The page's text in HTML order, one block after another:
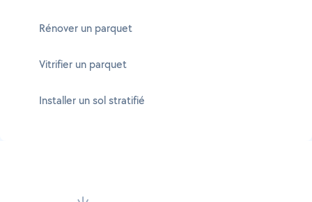
Rénover un parquet
Vitrifier un parquet
Installer un sol stratifié